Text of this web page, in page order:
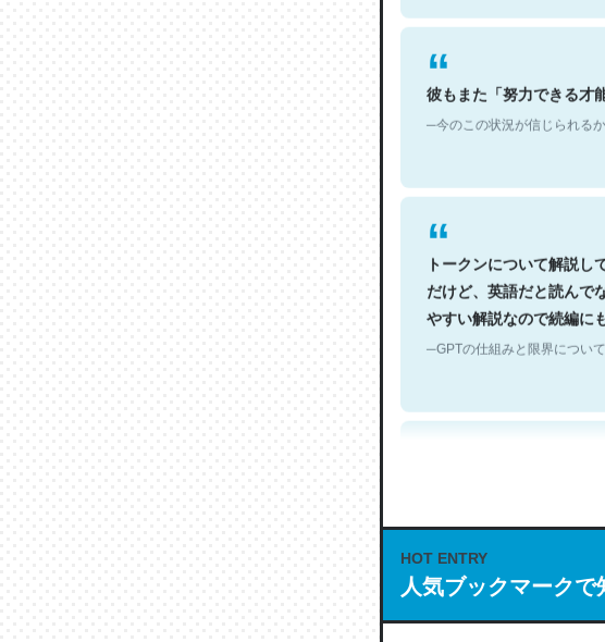
彼もまた「努力できる才
─今のこの状況が信じられる
トークンについて解説し
だけど、英語だと読んで
やすい解説なので続編に
─GPTの仕組みと限界につい
─GPTの仕組みと限界につい
HOT ENTRY
人気ブックマークで